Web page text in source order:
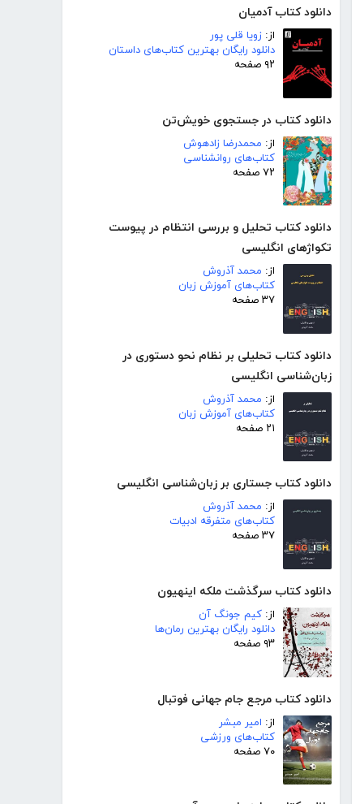
دانلود کتاب آدمیان
از: زویا قلی پور
دانلود رایگان بهترین کتاب‌های داستان
۹۲ صفحه
دانلود کتاب در جستجوی خویش‌تن
از: محمدرضا زادهوش
کتاب‌های روانشناسی
۷۲ صفحه
دانلود کتاب تحلیل و بررسی انتظام در پیوست
تکواژهای انگلیسی
از: محمد آذروش
کتاب‌های آموزش زبان
۳۷ صفحه
دانلود کتاب تحلیلی بر نظام نحو دستوری در
زبان‌شناسی انگلیسی
از: محمد آذروش
کتاب‌های آموزش زبان
۲۱ صفحه
دانلود کتاب جستاری بر زبان‌شناسی انگلیسی
از: محمد آذروش
کتاب‌های متفرقه ادبیات
۳۷ صفحه
دانلود کتاب سرگذشت ملکه اینهیون
از: کیم جونگ آن
دانلود رایگان بهترین رمان‌ها
۹۳ صفحه
دانلود کتاب مرجع جام جهانی فوتبال
از: امیر مبشر
کتاب‌های ورزشی
۷۰ صفحه